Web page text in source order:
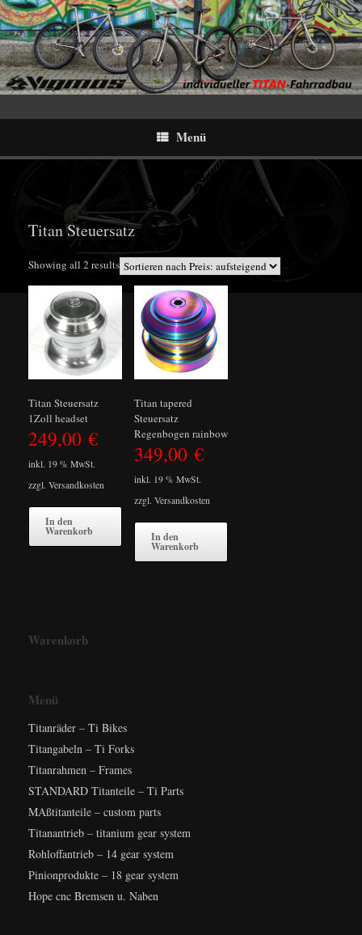
Menü
Titan Steuersatz
Showing all 2 resultsSorted
by
Titan Steuersatz
1Zoll headset
249,00 €
inkl. 19 % MwSt.
zzgl. Versandkosten
In den
Warenkorb
Titan tapered
Steuersatz
Regenbogen rainbow
349,00 €
inkl. 19 % MwSt.
zzgl. Versandkosten
In den
Warenkorb
Warenkorb
Menü
Titanräder – Ti Bikes
Titangabeln – Ti Forks
Titanrahmen – Frames
STANDARD Titanteile – Ti Parts
MAßtitanteile – custom parts
Titanantrieb – titanium gear system
Rohloffantrieb – 14 gear system
Pinionprodukte – 18 gear system
Hope cnc Bremsen u. Naben